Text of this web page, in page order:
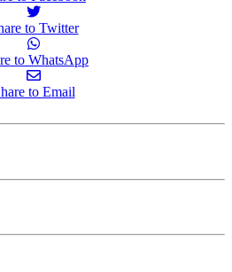
to Twitter
to WhatsApp
to Email